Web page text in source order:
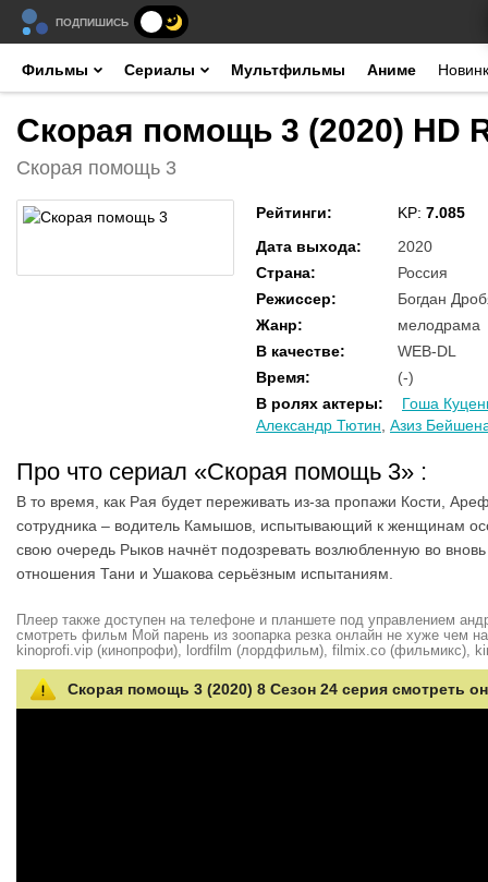
ПОДПИШИСЬ
Фильмы Сериалы Мультфильмы Аниме
Скорая помощь 3 (2020) HD
Скорая помощь 3
Рейтинги: KP: 7.085
Дата выхода:
2020
Страна:
Россия
Режиссер:
Богдан
Жанр:
мелодрама
В качестве:
WEB-DL
Время:
(-)
В ролях актеры:
Гоша
Александр Тютин Азиз
Про что сериал «Скорая помощь 3» :
В то время, как Рая будет переживать из-за пропажи Кости,
сотрудника – водитель Камышов, испытывающий к женщинам
свою очередь Рыков начнёт подозревать возлюбленную во
отношения Тани и Ушакова серьёзным испытаниям.
Плеер также доступен на телефоне и планшете под управлением
смотреть фильм Мой парень из зоопарка резка онлайн не хуже чем
kinoprofi.vip (кинопрофи), lordfilm (лордфильм), filmix.co (фильмикс),
Скорая помощь 3 (2020) 8 Сезон 24 серия смотреть